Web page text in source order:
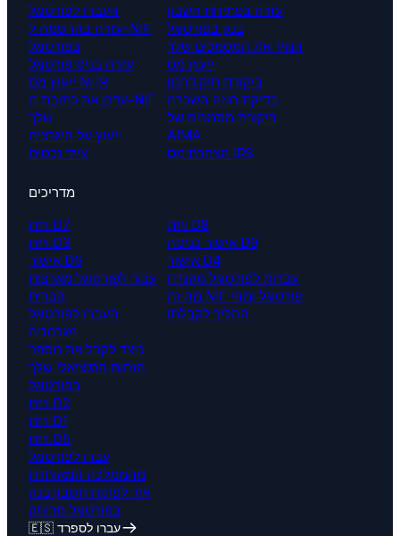
העברו לפורטוגל
עזרה בהרשמה ל-NIF
בפורטוגל
עזרה בניס פורטוגל
ייעוץ מס NHR
עדכן את כתובת ה-NIF
שלך
ייעוץ על היגרציה
צייד נכסים
עזרה בפתיחת חשבון
בנק בפורטוגל
המיר את המסמכים שלך
ייעוץ מס
ביקורת תיק דרכון
בדיקת חוזה השכרה
ביקורת מסמכים של
AIMA
הצהרת מס IRS
מדריכים
ויזת D7
ויזת D3
אישור D6
עבור לפורטוגל מארצות
הברית
העברו לפורטוגל
מגרמניה
כיצד לקבל את מספר
הזהות הסוציאלי שלך
בפורטוגל
ויזת D8
אישור כניסה D9
אישור D4
עברות לפורטוגל מקנדה
מה זה NIF פורטוגל ומהי
ההליך לקבלתו
ויזת D2
ויזת D1
ויזת D5
עברו לפורטוגל
מהממלכה המאוחדת
איך לפתוח חשבון בנק
בפורטוגל מרוחק
🇪🇸 עברו לספרד